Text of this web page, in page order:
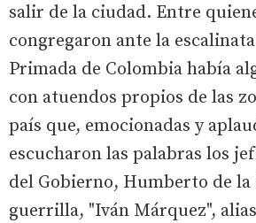
salir de la ciudad. Entre
congregaron ante la
Primada de Colombia había
con atuendos propios de las
país que, emocionadas y
escucharon las palabras los
del Gobierno, Humberto de la
guerrilla, "Iván Márquez",